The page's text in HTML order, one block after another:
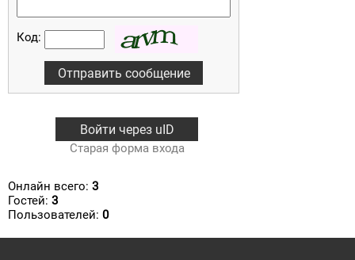
Код:
Войти через uID
Старая форма входа
Онлайн всего: 3
Гостей: 3
Пользователей: 0